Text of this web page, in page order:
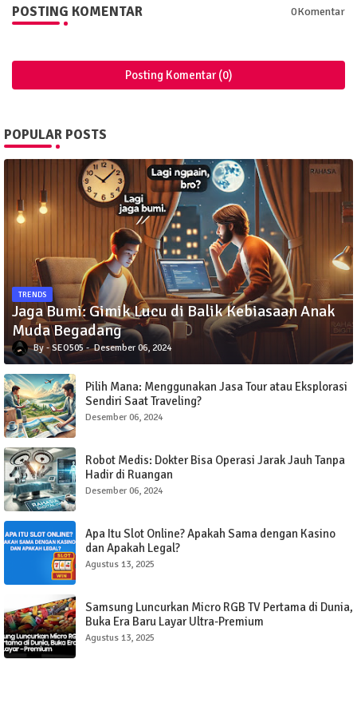
POSTING KOMENTAR 0Komentar
Posting Komentar (0)
POPULAR POSTS
TRENDS
Jaga Bumi: Gimik Lucu di Balik Kebiasaan Anak
Muda Begadang
SEO505 Desember 06, 2024
Pilih Mana: Menggunakan Jasa Tour atau Eksplorasi
Sendiri Saat Traveling?
Desember 06, 2024
Robot Medis: Dokter Bisa Operasi Jarak Jauh Tanpa
Hadir di Ruangan
Desember 06, 2024
Apa Itu Slot Online? Apakah Sama dengan Kasino
dan Apakah Legal?
Agustus 13, 2025
Samsung Luncurkan Micro RGB TV Pertama di Dunia,
Buka Era Baru Layar Ultra-Premium
Agustus 13, 2025